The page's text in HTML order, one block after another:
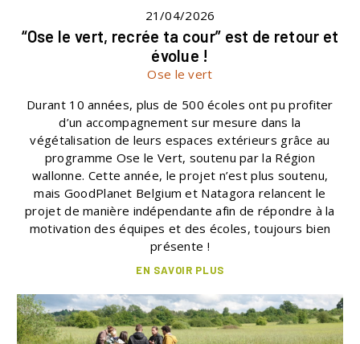
21/04/2026
“Ose le vert, recrée ta cour” est de retour et
évolue !
Ose le vert
Durant 10 années, plus de 500 écoles ont pu profiter
d’un accompagnement sur mesure dans la
végétalisation de leurs espaces extérieurs grâce au
programme Ose le Vert, soutenu par la Région
wallonne. Cette année, le projet n’est plus soutenu,
mais GoodPlanet Belgium et Natagora relancent le
projet de manière indépendante afin de répondre à la
motivation des équipes et des écoles, toujours bien
présente !
EN SAVOIR PLUS